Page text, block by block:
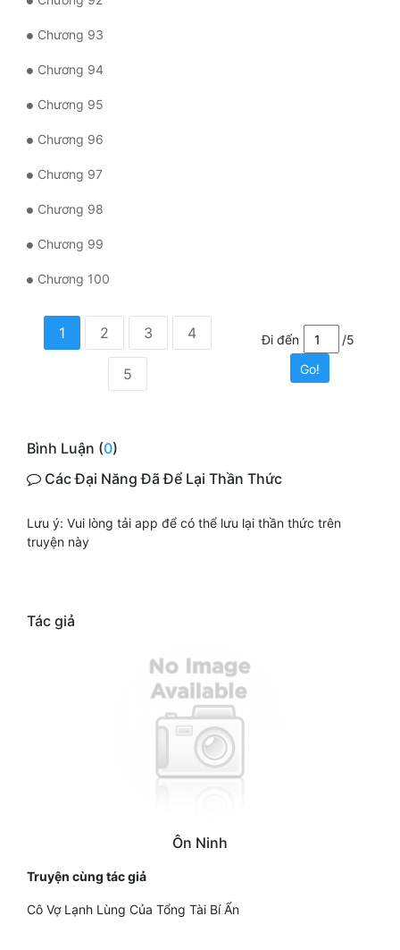
Chương 93
Chương 94
Chương 95
Chương 96
Chương 97
Chương 98
Chương 99
Chương 100
1 2 3 4
5
Đi đến
/5
Go!
Bình Luận (0)
Các Đại Năng Đã Để Lại Thần Thức
Lưu ý: Vui lòng tải app để có thể lưu lại thần thức trên
truyện này
Tác giả
Ôn Ninh
Truyện cùng tác giả
Cô Vợ Lạnh Lùng Của Tổng Tài Bí Ẩn